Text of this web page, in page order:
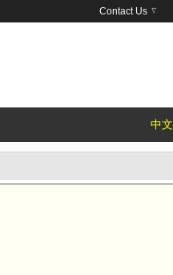
Contact Us
中文